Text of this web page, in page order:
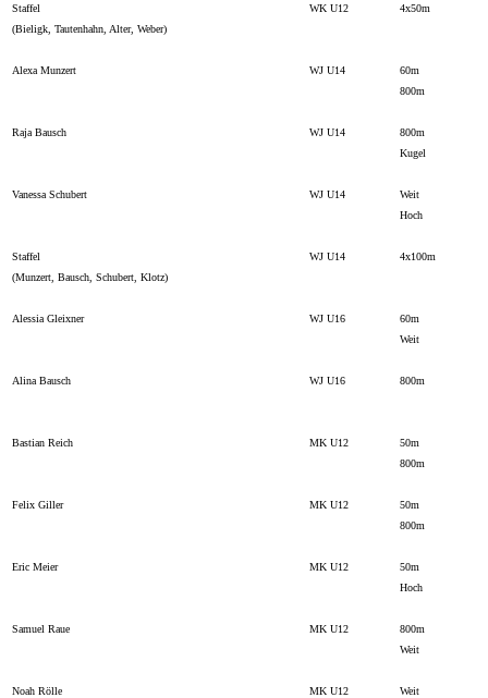
Staffel WK U12
4x50m
(Bieligk, Tautenhahn, Alter, Weber)
Alexa Munzert WJ U14
60m
800m
Raja Bausch WJ U14
800m
Kugel
Vanessa Schubert WJ U14
Weit
Hoch
Staffel WJ U14
4x100m
(Munzert, Bausch, Schubert, Klotz)
Alessia Gleixner WJ U16
60m
Weit
Alina Bausch WJ U16 800m
Bastian Reich MK U12
50m
800m
Felix Giller MK U12
50m
800m
Eric Meier MK U12
50m
Hoch
Samuel Raue MK U12
800m
Weit
Noah Rölle MK U12
Weit